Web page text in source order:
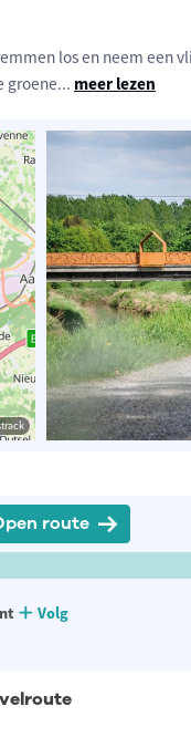
los en neem een
groene... meer lezen
route
Stockman
Volg